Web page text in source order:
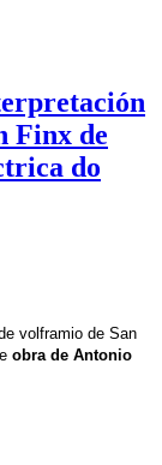
Finx de
do
volframio de San
obra de Antonio